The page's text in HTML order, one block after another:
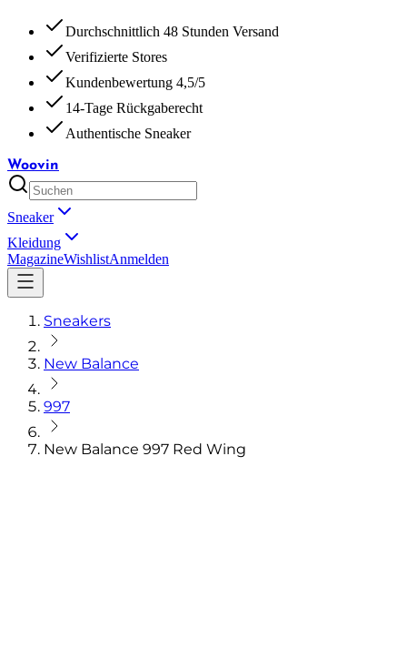
Durchschnittlich 48 Stunden Versand
Verifizierte Stores
Kundenbewertung 4,5/5
14-Tage Rückgaberecht
Authentische Sneaker
Woovin
Sneaker
Kleidung
MagazineWishlistAnmelden
Sneakers
New Balance
997
New Balance 997 Red Wing